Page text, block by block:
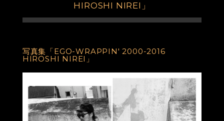
HIROSHI NIREI」
写真集「EGO-WRAPPIN' 2000-2016
HIROSHI NIREI」